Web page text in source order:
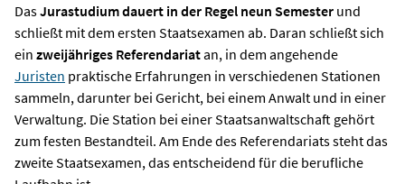
DasJurastudium dauert in der Regel neun Semester und
schließt mit dem ersten Staatsexamen ab. Daran schließt sich
ein zweijähriges Referendariatan, in dem angehende
Juristen praktische Erfahrungen in verschiedenen Stationen
sammeln, darunter bei Gericht, bei einem Anwalt und in einer
Verwaltung. Die Station bei einer Staatsanwaltschaft gehört
zum festen Bestandteil. Am Ende des Referendariats steht das
zweite Staatsexamen, das entscheidend für die berufliche